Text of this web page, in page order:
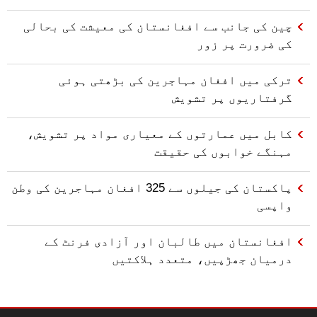
چین کی جانب سے افغانستان کی معیشت کی بحالی
کی ضرورت پر زور
ترکی میں افغان مہاجرین کی بڑھتی ہوئی
گرفتاریوں پر تشویش
کابل میں عمارتوں کے معیاری مواد پر تشویش،
مہنگے خوابوں کی حقیقت
پاکستان کی جیلوں سے 325 افغان مہاجرین کی وطن
واپسی
افغانستان میں طالبان اور آزادی فرنٹ کے
درمیان جھڑپیں، متعدد ہلاکتیں